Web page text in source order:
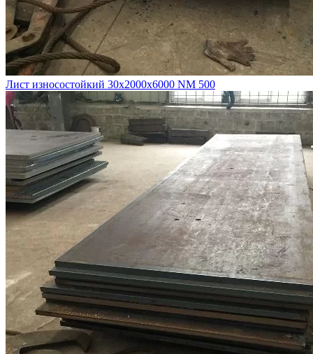
Лист износостойкий 30х2000х6000 NM 500